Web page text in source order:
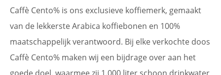
Caffè Cento% is ons exclusieve koffiemerk, gemaakt
van de lekkerste Arabica koffiebonen en 100%
maatschappelijk verantwoord. Bij elke verkochte doos
Caffè Cento% maken wij een bijdrage over aan het